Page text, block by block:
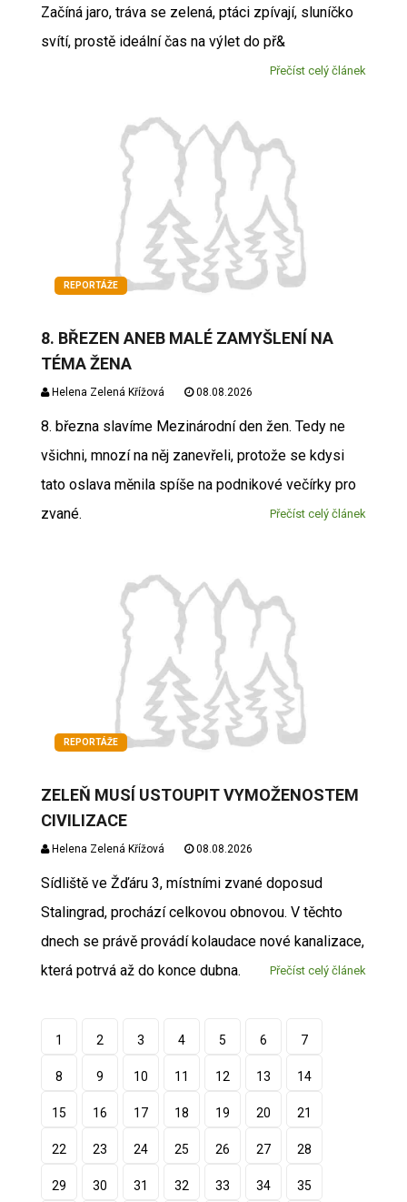
Začíná jaro, tráva se zelená, ptáci zpívají, sluníčko
svítí, prostě ideální čas na výlet do př&
Přečíst celý článek
REPORTÁŽE
8. BŘEZEN ANEB MALÉ ZAMYŠLENÍ NA
TÉMA ŽENA
Helena Zelená Křížová 08.08.2026
8. března slavíme Mezinárodní den žen. Tedy ne
všichni, mnozí na něj zanevřeli, protože se kdysi
tato oslava měnila spíše na podnikové večírky pro
zvané.
Přečíst celý článek
REPORTÁŽE
ZELEŇ MUSÍ USTOUPIT VYMOŽENOSTEM
CIVILIZACE
Helena Zelená Křížová 08.08.2026
Sídliště ve Žďáru 3, místními zvané doposud
Stalingrad, prochází celkovou obnovou. V těchto
dnech se právě provádí kolaudace nové kanalizace,
která potrvá až do konce dubna.
Přečíst celý článek
1 2 3 4 5 6 7
8 9 10 11 12 13 14
15 16 17 18 19 20 21
22 23 24 25 26 27 28
29 30 31 32 33 34 35